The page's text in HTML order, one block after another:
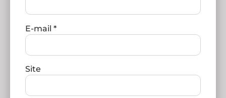
E-mail *
Site